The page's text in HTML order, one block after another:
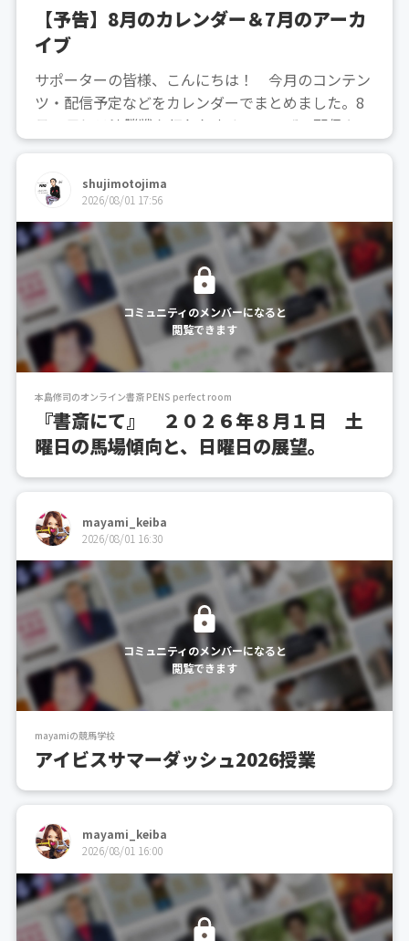
【予告】8月のカレンダー＆7月のアーカ
イブ
サポーターの皆様、こんにちは！ 今月のコンテン
ツ・配信予定などをカレンダーでまとめました。8
月30日には決勝戦も行われますので、ぜひ配信や現
地にお越しください！【特典配布】8/2(日)にはサポ
月の限定動画・配信】8/5(水)チーム囲碁・将棋チャ
shujimotojima
2026/08/01 17:56
コミュニティのメンバーになると
閲覧できます
本島修司のオンライン書斎 PENS perfect room
『書斎にて』 ２０２６年８月１日 土
曜日の馬場傾向と、日曜日の展望。
mayami_keiba
2026/08/01 16:30
コミュニティのメンバーになると
閲覧できます
mayamiの競馬学校
アイビスサマーダッシュ2026授業
mayami_keiba
2026/08/01 16:00